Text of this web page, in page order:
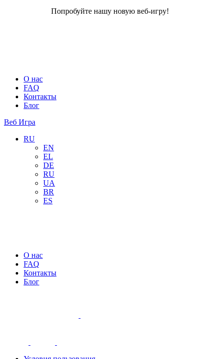
Попробуйте нашу новую веб-игру!
О нас
FAQ
Контакты
Блог
Веб Игра
RU
EN
EL
DE
RU
UA
BR
ES
О нас
FAQ
Контакты
Блог